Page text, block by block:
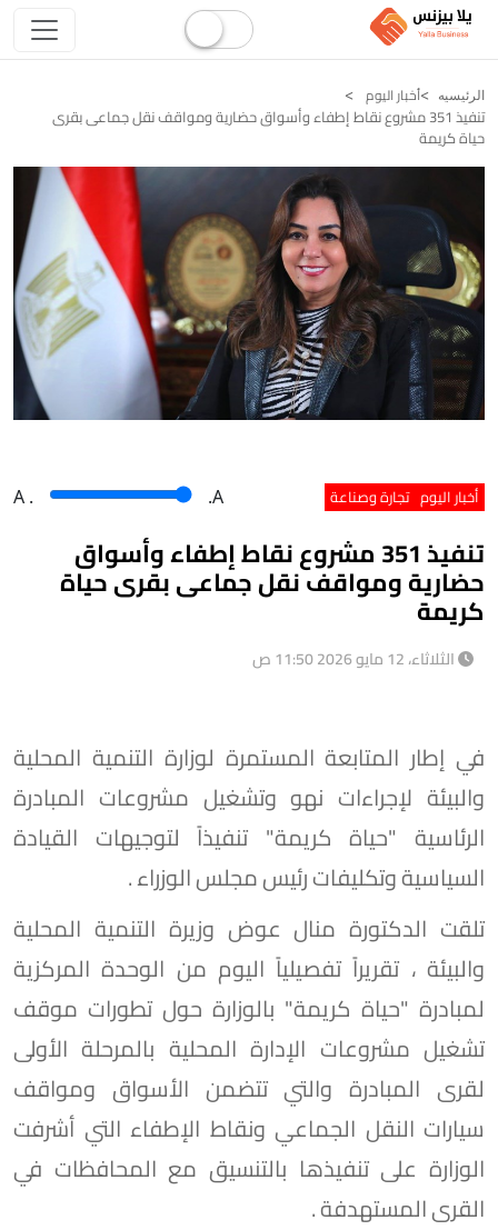
الرئيسيه أخبار اليوم
تنفيذ 351 مشروع نقاط إطفاء وأسواق حضارية ومواقف نقل جماعى بقرى
حياة كريمة
أخبار اليوم تجارة وصناعة A . .A
تنفيذ 351 مشروع نقاط إطفاء وأسواق
حضارية ومواقف نقل جماعى بقرى حياة
كريمة
الثلاثاء، 12 مايو 2026 11:50 ص
في إطار المتابعة المستمرة لوزارة التنمية المحلية
والبيئة لإجراءات نهو وتشغيل مشروعات المبادرة
الرئاسية "حياة كريمة" تنفيذاً لتوجيهات القيادة
السياسية وتكليفات رئيس مجلس الوزراء .
تلقت الدكتورة منال عوض وزيرة التنمية المحلية
والبيئة ، تقريراً تفصيلياً اليوم من الوحدة المركزية
لمبادرة "حياة كريمة" بالوزارة حول تطورات موقف
تشغيل مشروعات الإدارة المحلية بالمرحلة الأولى
لقرى المبادرة والتي تتضمن الأسواق ومواقف
سيارات النقل الجماعي ونقاط الإطفاء التي أشرفت
الوزارة على تنفيذها بالتنسيق مع المحافظات في
القرى المستهدفة .